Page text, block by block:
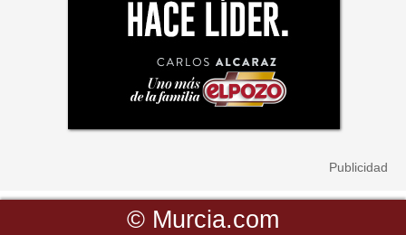
© Murcia.com